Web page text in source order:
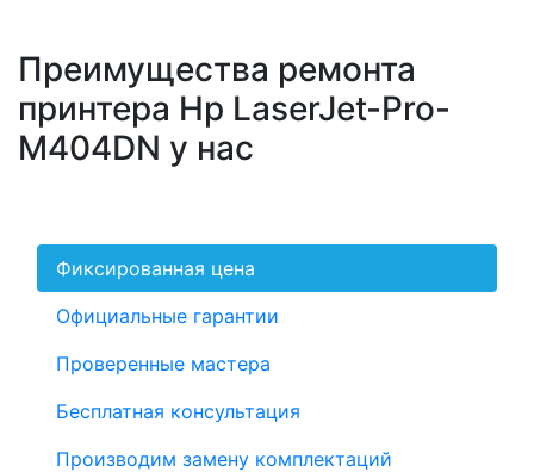
Преимущества ремонта
принтера Hp LaserJet-Pro-
M404DN у нас
Фиксированная цена
Официальные гарантии
Проверенные мастера
Бесплатная консультация
Производим замену комплектаций